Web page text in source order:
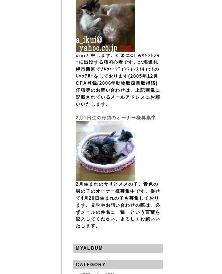
omiと申します。たまにCFAｷｬｯﾄｼｮ
ｰに出没する猫初心者です。北海道札
幌市西区でﾉﾙｳｪｰｼﾞｬﾝﾌｫﾚｽﾄｷｬｯﾄの
ｷｬｯﾃﾘｰをしております(2005年12月
CFA登録/2006年動物取扱業取得済)
仔猫等のお問い合わせは、上記画像に
記載されているメールアドレスにお願
いいたします。
2月1日生の仔猫のオーナー様募集中
2月生まれのサリとメメの子。青色の
男の子のオーナー様募集中です。併せ
て4月20日生まれの子も募集しており
ます。見学やお問い合わせの際は、必
ずメールの件名に「猫」という言葉を
記入してください。よろしくお願いい
たします。
MYALBUM
CATEGORY